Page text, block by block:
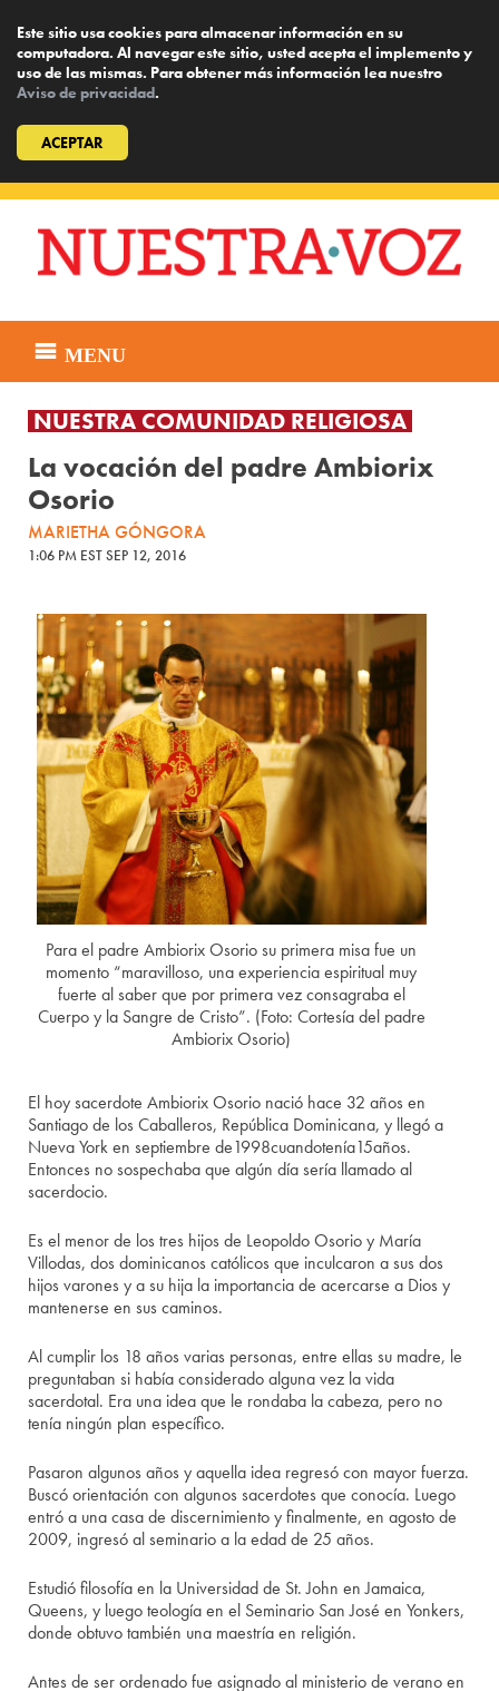
Este sitio usa cookies para almacenar información en su
computadora. Al navegar este sitio, usted acepta el implemento y
uso de las mismas. Para obtener más información lea nuestro
Aviso de privacidad.
ACEPTAR
content
MENU
NUESTRA COMUNIDAD RELIGIOSA
La vocación del padre Ambiorix
Osorio
MARIETHA GÓNGORA
1:06 PM EST SEP 12, 2016
Para el padre Ambiorix Osorio su primera misa fue un
momento “maravilloso, una experiencia espiritual muy
fuerte al saber que por primera vez consagraba el
Cuerpo y la Sangre de Cristo”. (Foto: Cortesía del padre
Ambiorix Osorio)
El hoy sacerdote Ambiorix Osorio nació hace 32 años en
Santiago de los Caballeros, República Dominicana, y llegó a
Nueva York en septiembre de1998cuandotenía15años.
Entonces no sospechaba que algún día sería llamado al
sacerdocio.
Es el menor de los tres hijos de Leopoldo Osorio y María
Villodas, dos dominicanos católicos que inculcaron a sus dos
hijos varones y a su hija la importancia de acercarse a Dios y
mantenerse en sus caminos.
Al cumplir los 18 años varias personas, entre ellas su madre, le
preguntaban si había considerado alguna vez la vida
sacerdotal. Era una idea que le rondaba la cabeza, pero no
tenía ningún plan específico.
Pasaron algunos años y aquella idea regresó con mayor fuerza.
Buscó orientación con algunos sacerdotes que conocía. Luego
entró a una casa de discernimiento y finalmente, en agosto de
2009, ingresó al seminario a la edad de 25 años.
Estudió filosofía en la Universidad de St. John en Jamaica,
Queens, y luego teología en el Seminario San José en Yonkers,
donde obtuvo también una maestría en religión.
Antes de ser ordenado fue asignado al ministerio de verano en